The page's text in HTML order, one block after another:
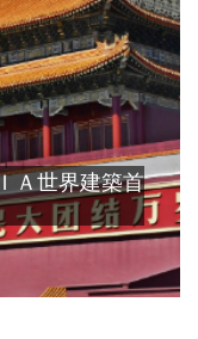
Ａ世界建築首